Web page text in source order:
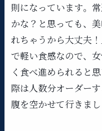
則になっています​。
かな？と思っても、
れちゃうから大丈夫
で軽い食感なので、
く食べ進められると
際は人数分オーダー
腹を空かせて行きまし